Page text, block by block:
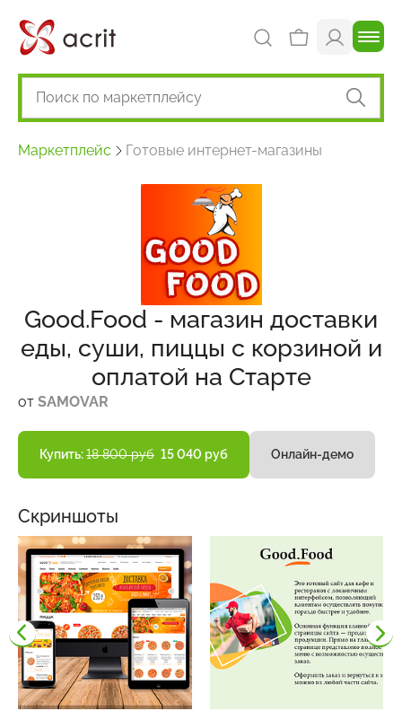
Маркетплейс Готовые интернет-магазины
Good.Food - магазин доставки
еды, суши, пиццы с корзиной и
оплатой на Старте
от SAMOVAR
Купить:18 800 руб 15 040 руб Онлайн-демо
Скриншоты